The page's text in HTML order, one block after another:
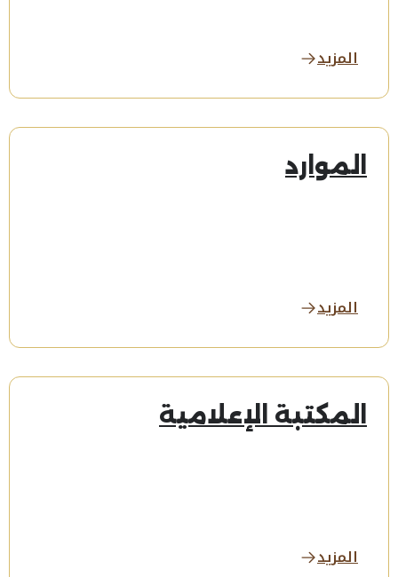
المزيد
الموارد
المزيد
المكتبة الإعلامية
المزيد